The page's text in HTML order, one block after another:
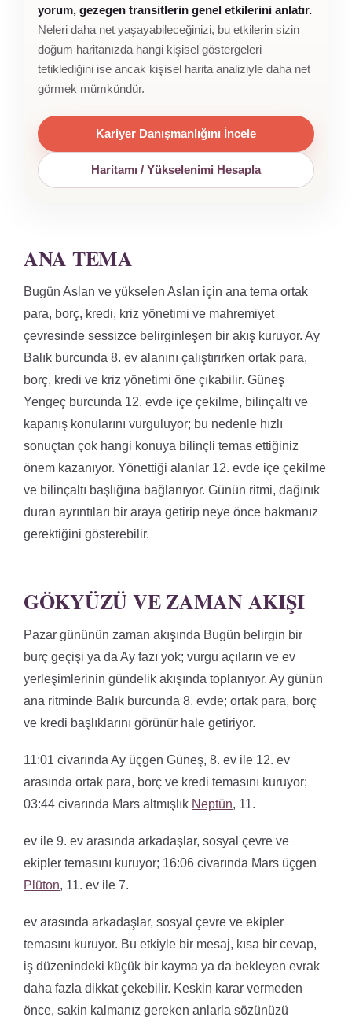
yorum, gezegen transitlerin genel etkilerini anlatır.
Neleri daha net yaşayabileceğinizi, bu etkilerin sizin
doğum haritanızda hangi kişisel göstergeleri
tetiklediğini ise ancak kişisel harita analiziyle daha net
görmek mümkündür.
Kariyer Danışmanlığını İncele
Haritamı / Yükselenimi Hesapla
ANA TEMA
Bugün Aslan ve yükselen Aslan için ana tema ortak
para, borç, kredi, kriz yönetimi ve mahremiyet
çevresinde sessizce belirginleşen bir akış kuruyor. Ay
Balık burcunda 8. ev alanını çalıştırırken ortak para,
borç, kredi ve kriz yönetimi öne çıkabilir. Güneş
Yengeç burcunda 12. evde içe çekilme, bilinçaltı ve
kapanış konularını vurguluyor; bu nedenle hızlı
sonuçtan çok hangi konuya bilinçli temas ettiğiniz
önem kazanıyor. Yönettiği alanlar 12. evde içe çekilme
ve bilinçaltı başlığına bağlanıyor. Günün ritmi, dağınık
duran ayrıntıları bir araya getirip neye önce bakmanız
gerektiğini gösterebilir.
GÖKYÜZÜ VE ZAMAN AKIŞI
Pazar gününün zaman akışında Bugün belirgin bir
burç geçişi ya da Ay fazı yok; vurgu açıların ve ev
yerleşimlerinin gündelik akışında toplanıyor. Ay günün
ana ritminde Balık burcunda 8. evde; ortak para, borç
ve kredi başlıklarını görünür hale getiriyor.
11:01 civarında Ay üçgen Güneş, 8. ev ile 12. ev
arasında ortak para, borç ve kredi temasını kuruyor;
03:44 civarında Mars altmışlık Neptün, 11.
ev ile 9. ev arasında arkadaşlar, sosyal çevre ve
ekipler temasını kuruyor; 16:06 civarında Mars üçgen
Plüton, 11. ev ile 7.
ev arasında arkadaşlar, sosyal çevre ve ekipler
temasını kuruyor. Bu etkiyle bir mesaj, kısa bir cevap,
iş düzenindeki küçük bir kayma ya da bekleyen evrak
daha fazla dikkat çekebilir. Keskin karar vermeden
önce, sakin kalmanız gereken anlarla sözünüzü